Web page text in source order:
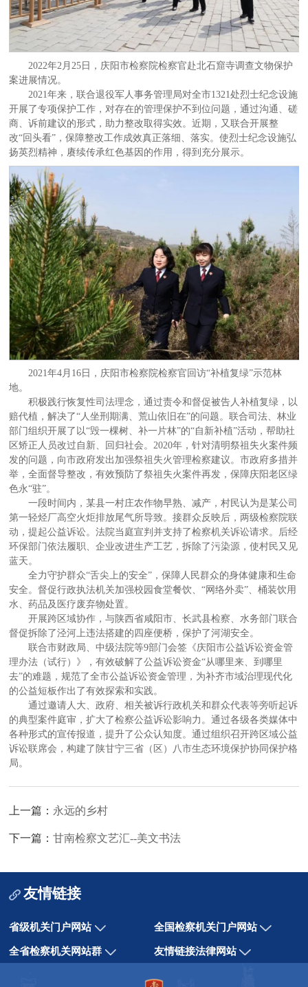
2022年2月25日，庆阳市检察院检察官赴北石窟寺调查文物保护
案进展情况。
2021年来，联合退役军人事务管理局对全市1321处烈士纪念设施
开展了专项保护工作，对存在的管理保护不到位问题，通过沟通、磋
商、诉前建议的形式，助力整改取得实效。近期，又联合开展整
改“回头看”，保障整改工作成效真正落细、落实。使烈士纪念设施弘
扬英烈精神，赓续传承红色基因的作用，得到充分展示。
2021年4月16日，庆阳市检察院检察官回访“补植复绿”示范林
地。
积极践行恢复性司法理念，通过责令和督促被告人补植复绿，以
赔代植，解决了“人坐刑期满、荒山依旧在”的问题。联合司法、林业
部门组织开展了以“毁一棵树、补一片林”的“自新补植”活动，帮助社
区矫正人员改过自新、回归社会。2020年，针对清明祭祖失火案件频
发的问题，向市政府发出加强祭祖失火管理检察建议。市政府多措并
举，全面督导整改，有效预防了祭祖失火案件再发，保障庆阳老区绿
色永“驻”。
一段时间内，某县一村庄农作物早熟、减产，村民认为是某公司
第一轻烃厂高空火炬排放尾气所导致。接群众反映后，两级检察院联
动，提起公益诉讼。法院当庭宣判并支持了检察机关诉讼请求。后经
环保部门依法履职、企业改进生产工艺，拆除了污染源，使村民又见
蓝天。
全力守护群众“舌尖上的安全”，保障人民群众的身体健康和生命
安全。督促行政执法机关加强校园食堂餐饮、“网络外卖”、桶装饮用
水、药品及医疗废弃物处置。
开展跨区域协作，与陕西省咸阳市、长武县检察、水务部门联合
督促拆除了泾河上违法搭建的四座便桥，保护了河湖安全。
联合市财政局、中级法院等9部门会签《庆阳市公益诉讼资金管
理办法（试行）》，有效破解了公益诉讼资金“从哪里来、到哪里
去”的难题，规范了全市公益诉讼资金管理，为补齐市域治理现代化
的公益短板作出了有效探索和实践。
通过邀请人大、政府、相关被诉行政机关和群众代表等旁听起诉
的典型案件庭审，扩大了检察公益诉讼影响力。通过各级各类媒体中
各种形式的宣传报道，提升了公众认知度。通过组织召开跨区域公益
诉讼联席会，构建了陕甘宁三省（区）八市生态环境保护协同保护格
局。
上一篇： 永远的乡村
下一篇：甘南检察文艺汇--美文书法
友情链接
省级机关门户网站 全国检察机关门户网站
全省检察机关网站群 友情链接法律网站